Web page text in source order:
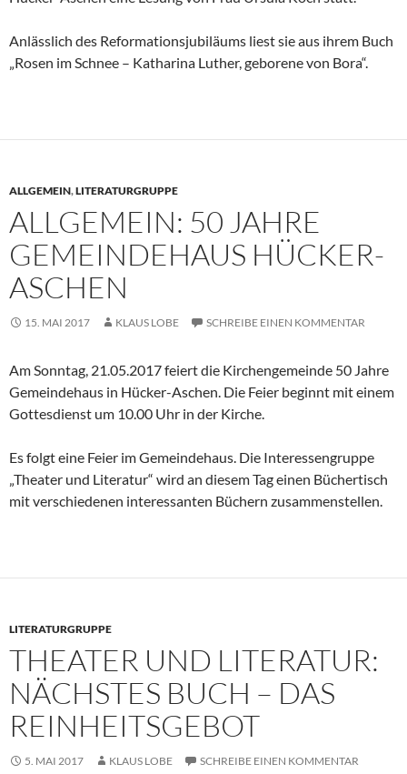
Anlässlich des Reformationsjubiläums liest sie aus ihrem Buch
„Rosen im Schnee – Katharina Luther, geborene von Bora“.
ALLGEMEIN,LITERATURGRUPPE
ALLGEMEIN: 50 JAHRE
GEMEINDEHAUS HÜCKER-
ASCHEN
15. MAI 2017 KLAUS LOBE SCHREIBE EINEN KOMMENTAR
Am Sonntag, 21.05.2017 feiert die Kirchengemeinde 50 Jahre
Gemeindehaus in Hücker-Aschen. Die Feier beginnt mit einem
Gottesdienst um 10.00 Uhr in der Kirche.
Es folgt eine Feier im Gemeindehaus. Die Interessengruppe
„Theater und Literatur“ wird an diesem Tag einen Büchertisch
mit verschiedenen interessanten Büchern zusammenstellen.
LITERATURGRUPPE
THEATER UND LITERATUR:
NÄCHSTES BUCH – DAS
REINHEITSGEBOT
5. MAI 2017 KLAUS LOBE SCHREIBE EINEN KOMMENTAR